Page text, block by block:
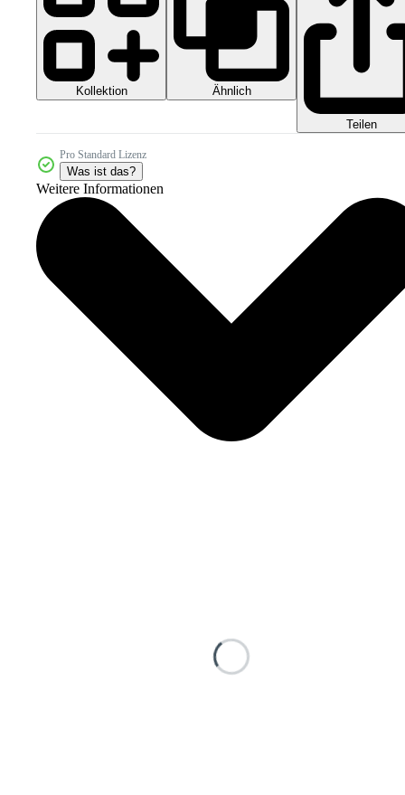
Kollektion Ähnlich
Teilen
Pro Standard Lizenz
Was ist das?
Weitere Informationen